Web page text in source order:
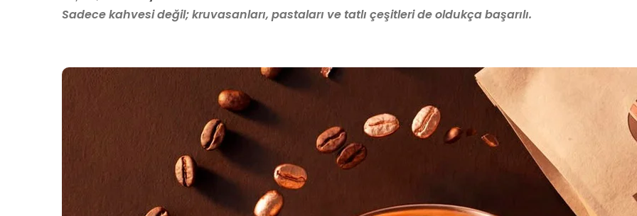
Sadece kahvesi değil; kruvasanları, pastaları ve tatlı çeşitleri de oldukça başarılı.